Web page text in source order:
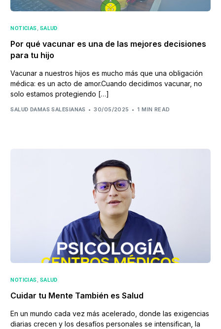
NOTICIAS, SALUD
Por qué vacunar es una de las mejores decisiones
para tu hijo
Vacunar a nuestros hijos es mucho más que una obligación
médica: es un acto de amor.Cuando decidimos vacunar, no
solo estamos protegiendo […]
SALUD DAMAS SALESIANAS 30/05/2025 1 MIN READ
NOTICIAS SALUD
Cuidar tu Mente También es Salud
En un mundo cada vez más acelerado, donde las exigencias
diarias crecen y los desafíos personales se intensifican, la